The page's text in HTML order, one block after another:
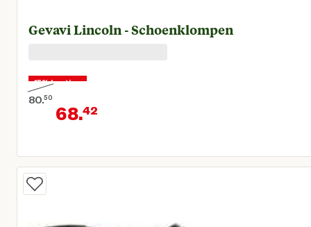
Gevavi Lincoln - Schoenklompen
15% korting
80.50
Oorspronkelijke prijs € 80,50
68.42
Huidige prijs € 68,42